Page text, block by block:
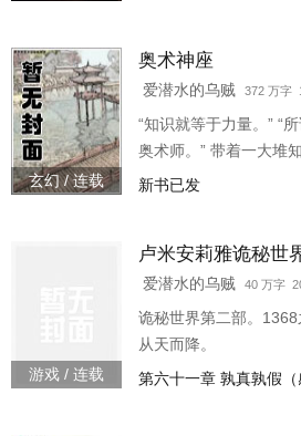
玄幻 / 连载
奥术神座
爱潜水的乌贼 372 万字
“知识就等于力量。” “
奥术师。” 带着一大堆
新书已发
游戏 / 连载
卢米安莉雅诡秘世
局
爱潜水的乌贼 40 万字
诡秘世界第二部。
从天而降。
第六十一章 孰真孰假